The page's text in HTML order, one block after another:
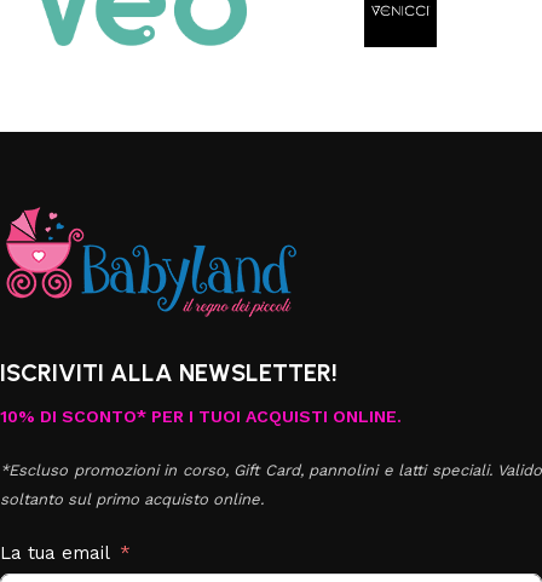
ISCRIVITI ALLA NEWSLETTER!
10% DI SCONTO* PER I TUOI ACQUISTI ONLINE.
*Escluso promozioni in corso, Gift Card, pannolini e latti speciali. Valido
soltanto sul primo acquisto online.
La tua email